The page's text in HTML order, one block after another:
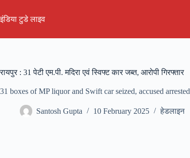
content
इंडिया टुडे लाइव
रायपुर : 31 पेटी एम.पी. मदिरा एवं स्विफ्ट कार जब्त, आरोपी गिरफ्तार
31 boxes of MP liquor and Swift car seized, accused arrested
Santosh Gupta 10 February 2025 हेडलाइन